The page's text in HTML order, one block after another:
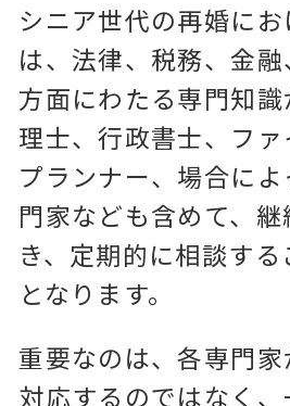
シニア世代の再婚に
は、法律、税務、金
方面にわたる専門知
理士、行政書士、フ
プランナー、場合に
門家なども含めて、
き、定期的に相談す
となります。
重要なのは、各専門
対応するのではなく